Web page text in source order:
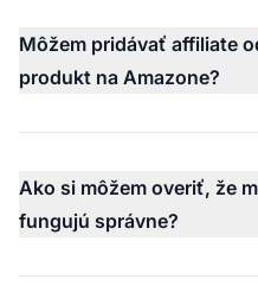
Môžem pridávať affiliate
produkt na Amazone?
Ako si môžem overiť, že
fungujú správne?